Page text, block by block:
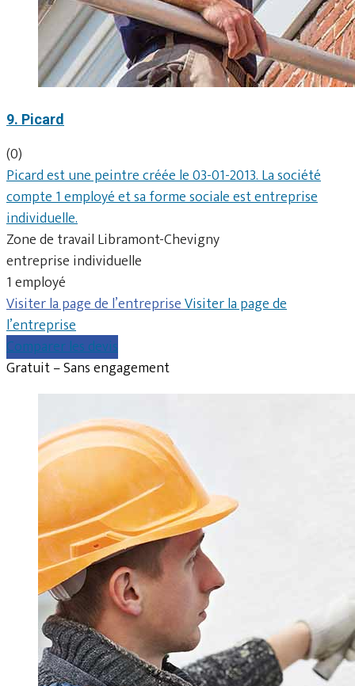
9. Picard
(0)
Picard est une peintre créée le 03-01-2013. La société
compte 1 employé et sa forme sociale est entreprise
individuelle.
Zone de travail Libramont-Chevigny
entreprise individuelle
1 employé
Visiter la page de l’entrepriseVisiter la page de
l’entreprise
Comparer les devis
Gratuit – Sans engagement